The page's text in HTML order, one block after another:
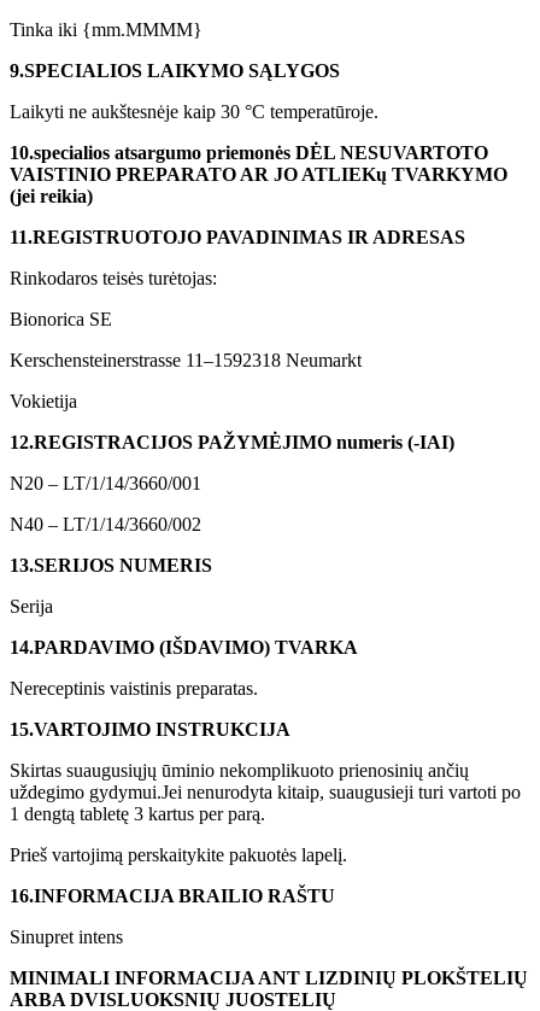
Tinka iki {mm.MMMM}
9.SPECIALIOS LAIKYMO SĄLYGOS
Laikyti ne aukštesnėje kaip 30 °C temperatūroje.
10.specialios atsargumo priemonės DĖL NESUVARTOTO
VAISTINIO PREPARATO AR JO ATLIEKų TVARKYMO
(jei reikia)
11.REGISTRUOTOJO PAVADINIMAS IR ADRESAS
Rinkodaros teisės turėtojas:
Bionorica SE
Kerschensteinerstrasse 11–1592318 Neumarkt
Vokietija
12.REGISTRACIJOS PAŽYMĖJIMO numeris (-IAI)
N20 – LT/1/14/3660/001
N40 – LT/1/14/3660/002
13.SERIJOS NUMERIS
Serija
14.PARDAVIMO (IŠDAVIMO) TVARKA
Nereceptinis vaistinis preparatas.
15.VARTOJIMO INSTRUKCIJA
Skirtas suaugusiųjų ūminio nekomplikuoto prienosinių ančių
uždegimo gydymui.Jei nenurodyta kitaip, suaugusieji turi vartoti po
1 dengtą tabletę 3 kartus per parą.
Prieš vartojimą perskaitykite pakuotės lapelį.
16.INFORMACIJA BRAILIO RAŠTU
Sinupret intens
MINIMALI INFORMACIJA ANT LIZDINIŲ PLOKŠTELIŲ
ARBA DVISLUOKSNIŲ JUOSTELIŲ